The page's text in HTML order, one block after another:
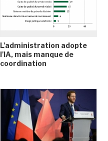
L'administration adopte
l'IA, mais manque de
coordination